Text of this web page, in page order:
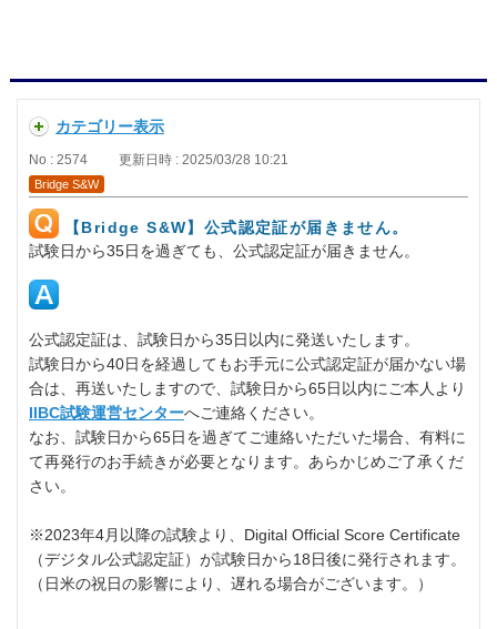
カテゴリー表示
No : 2574 更新日時 : 2025/03/28 10:21
Bridge S&W
【Bridge S&W】公式認定証が届きません。
試験日から35日を過ぎても、公式認定証が届きません。
公式認定証は、試験日から35日以内に発送いたします。
試験日から40日を経過してもお手元に公式認定証が届かない場
合は、再送いたしますので、試験日から65日以内にご本人より
IIBC試験運営センターへご連絡ください。
なお、試験日から65日を過ぎてご連絡いただいた場合、有料に
て再発行のお手続きが必要となります。あらかじめご了承くだ
さい。
※2023年4月以降の試験より、Digital Official Score Certificate
（デジタル公式認定証）が試験日から18日後に発行されます。
（日米の祝日の影響により、遅れる場合がございます。）